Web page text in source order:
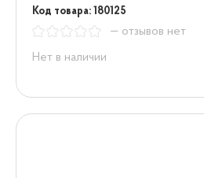
Код товара: 180125
— отзывов нет
Нет в наличии